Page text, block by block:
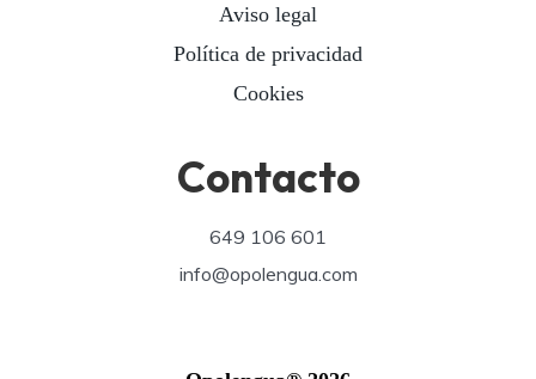
Aviso legal
Política de privacidad
Cookies
Contacto
649 106 601
info@opolengua.com